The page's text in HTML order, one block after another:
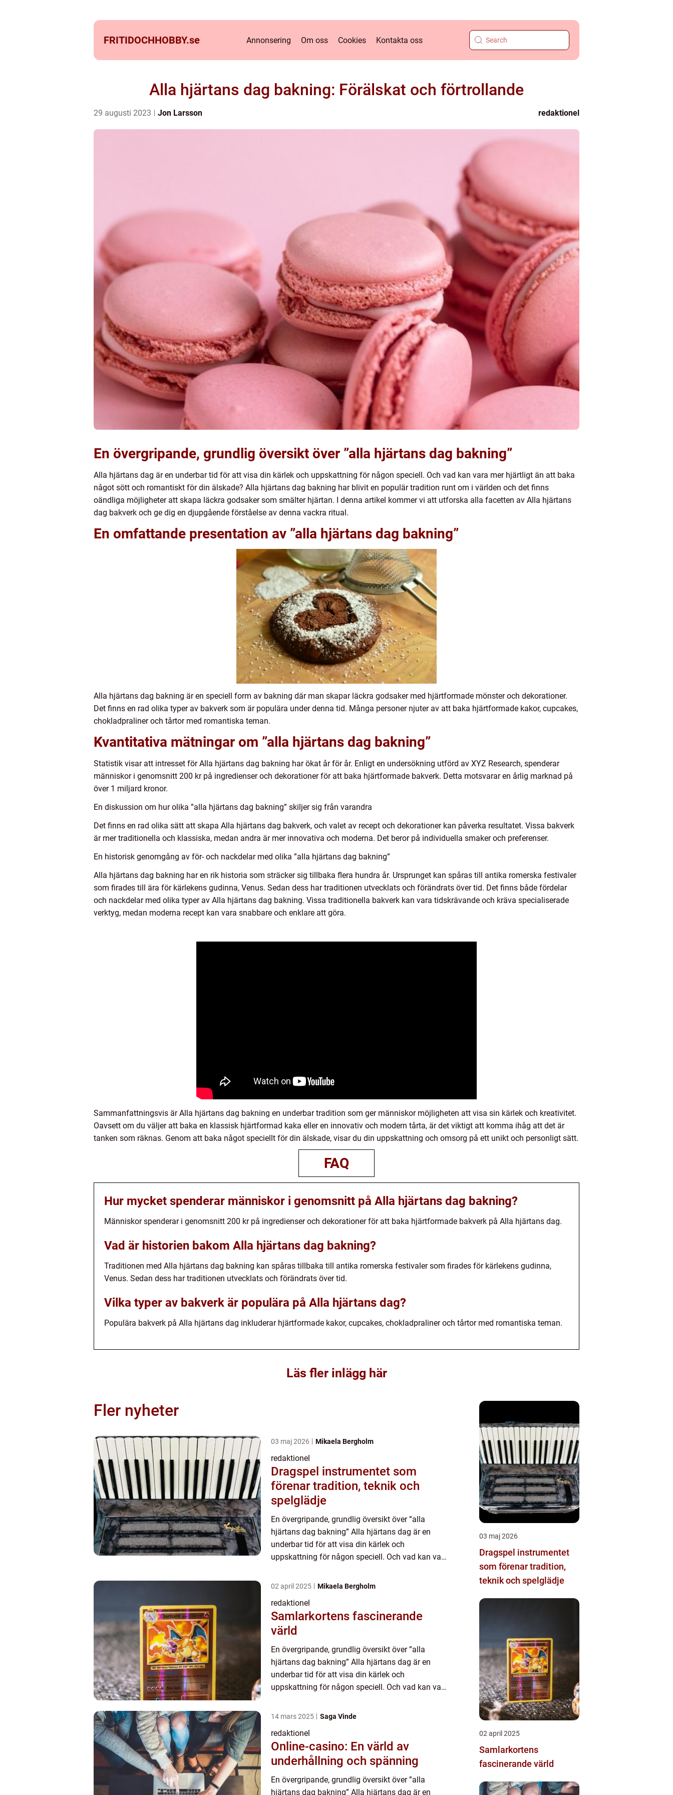
FRITIDOCHHOBBY.se Annonsering Om oss Cookies Kontakta oss
Alla hjärtans dag bakning: Förälskat och förtrollande
29 augusti 2023 Jon Larsson redaktionel
En övergripande, grundlig översikt över ”alla hjärtans dag bakning”
Alla hjärtans dag är en underbar tid för att visa din kärlek och uppskattning för någon speciell. Och vad kan vara mer hjärtligt än att baka
något sött och romantiskt för din älskade? Alla hjärtans dag bakning har blivit en populär tradition runt om i världen och det finns
oändliga möjligheter att skapa läckra godsaker som smälter hjärtan. I denna artikel kommer vi att utforska alla facetten av Alla hjärtans
dag bakverk och ge dig en djupgående förståelse av denna vackra ritual.
En omfattande presentation av ”alla hjärtans dag bakning”
Alla hjärtans dag bakning är en speciell form av bakning där man skapar läckra godsaker med hjärtformade mönster och dekorationer.
Det finns en rad olika typer av bakverk som är populära under denna tid. Många personer njuter av att baka hjärtformade kakor, cupcakes,
chokladpraliner och tårtor med romantiska teman.
Kvantitativa mätningar om ”alla hjärtans dag bakning”
Statistik visar att intresset för Alla hjärtans dag bakning har ökat år för år. Enligt en undersökning utförd av XYZ Research, spenderar
människor i genomsnitt 200 kr på ingredienser och dekorationer för att baka hjärtformade bakverk. Detta motsvarar en årlig marknad på
över 1 miljard kronor.
En diskussion om hur olika ”alla hjärtans dag bakning” skiljer sig från varandra
Det finns en rad olika sätt att skapa Alla hjärtans dag bakverk, och valet av recept och dekorationer kan påverka resultatet. Vissa bakverk
är mer traditionella och klassiska, medan andra är mer innovativa och moderna. Det beror på individuella smaker och preferenser.
En historisk genomgång av för- och nackdelar med olika ”alla hjärtans dag bakning”
Alla hjärtans dag bakning har en rik historia som sträcker sig tillbaka flera hundra år. Ursprunget kan spåras till antika romerska festivaler
som firades till ära för kärlekens gudinna, Venus. Sedan dess har traditionen utvecklats och förändrats över tid. Det finns både fördelar
och nackdelar med olika typer av Alla hjärtans dag bakning. Vissa traditionella bakverk kan vara tidskrävande och kräva specialiserade
verktyg, medan moderna recept kan vara snabbare och enklare att göra.
Sammanfattningsvis är Alla hjärtans dag bakning en underbar tradition som ger människor möjligheten att visa sin kärlek och kreativitet.
Oavsett om du väljer att baka en klassisk hjärtformad kaka eller en innovativ och modern tårta, är det viktigt att komma ihåg att det är
tanken som räknas. Genom att baka något speciellt för din älskade, visar du din uppskattning och omsorg på ett unikt och personligt sätt.
FAQ
Hur mycket spenderar människor i genomsnitt på Alla hjärtans dag bakning?
Människor spenderar i genomsnitt 200 kr på ingredienser och dekorationer för att baka hjärtformade bakverk på Alla hjärtans dag.
Vad är historien bakom Alla hjärtans dag bakning?
Traditionen med Alla hjärtans dag bakning kan spåras tillbaka till antika romerska festivaler som firades för kärlekens gudinna,
Venus. Sedan dess har traditionen utvecklats och förändrats över tid.
Vilka typer av bakverk är populära på Alla hjärtans dag?
Populära bakverk på Alla hjärtans dag inkluderar hjärtformade kakor, cupcakes, chokladpraliner och tårtor med romantiska teman.
Läs fler inlägg här
Fler nyheter
03 maj 2026 Mikaela Bergholm
redaktionel
Dragspel instrumentet som
förenar tradition, teknik och
spelglädje
En övergripande, grundlig översikt över ”alla
hjärtans dag bakning” Alla hjärtans dag är en
underbar tid för att visa din kärlek och
uppskattning för någon speciell. Och vad kan vara
romantiskt för...
02 april 2025 Mikaela Bergholm
redaktionel
Samlarkortens fascinerande
värld
En övergripande, grundlig översikt över ”alla
hjärtans dag bakning” Alla hjärtans dag är en
underbar tid för att visa din kärlek och
uppskattning för någon speciell. Och vad kan vara
romantiskt för...
14 mars 2025 Saga Vinde
redaktionel
Online-casino: En värld av
underhållning och spänning
En övergripande, grundlig översikt över ”alla
hjärtans dag bakning” Alla hjärtans dag är en
03 maj 2026
Dragspel instrumentet
som förenar tradition,
teknik och spelglädje
02 april 2025
Samlarkortens
fascinerande värld